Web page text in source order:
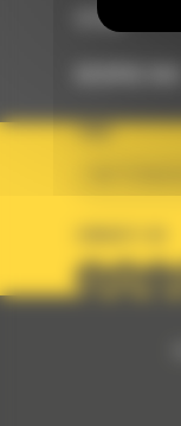
STIRI
TARA